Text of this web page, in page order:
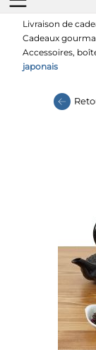
Livraison de
Cadeaux
Accessoires,
japonais